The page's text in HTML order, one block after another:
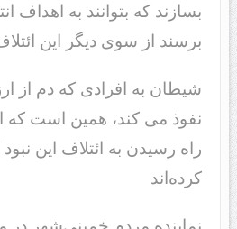
بسازند که بتوانند به اهداف
برسند از سوی دیگر این
شیطان به افرادی که دم از
نفوذ می کند، همین است که
راه رسیدن به ائتلاف این نبود
کرده‌اند